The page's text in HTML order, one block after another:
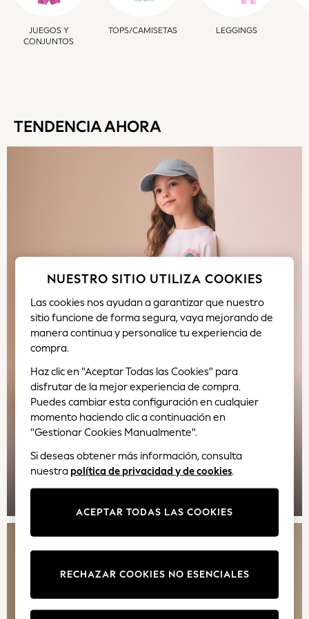
Tops
Tops
Rash Vests
School Shoes
Wellies
Wide Fit
New in
Summer Dresses
Occasion and Party Dresses
Floral Dresses
Sequin Dresses
Short Sleeve Dresses
Longsleeve Dresses
100% Cotton Dresses
Long Sleeve
Short Sleeve
Printed T-Shirts
Multipacks
All Underwear
Pyjamas
Slippers
All Bags & Accessories
JUEGOS Y
CONJUNTOS
TOPS/CAMISETAS LEGGINGS
TENDENCIA AHORA
LA EDICIÓN DE VACACIONES
NUESTRO SITIO UTILIZA COOKIES
Las cookies nos ayudan a garantizar que nuestro
sitio funcione de forma segura, vaya mejorando de
manera continua y personalice tu experiencia de
compra.
Haz clic en "Aceptar Todas las Cookies" para
disfrutar de la mejor experiencia de compra.
Puedes cambiar esta configuración en cualquier
momento haciendo clic a continuación en
"Gestionar Cookies Manualmente".
Si deseas obtener más información, consulta
nuestra política de privacidad y de cookies.
ACEPTAR TODAS LAS COOKIES
RECHAZAR COOKIES NO ESENCIALES